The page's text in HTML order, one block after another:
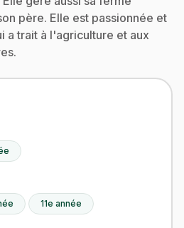
père. Elle est passionnée et
a trait à l'agriculture et aux
11e année